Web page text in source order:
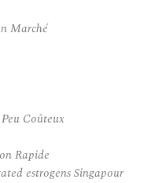
Marché
Coûteux
Rapide
estrogens Singapour